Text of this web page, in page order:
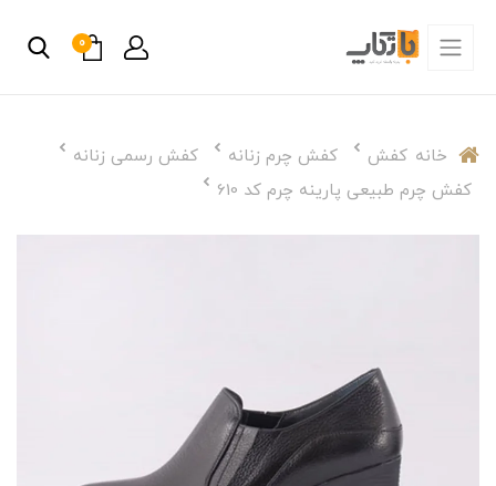
0
خانه کفش کفش چرم زنانه
کفش رسمی زنانه
کفش چرم طبیعی پارینه چرم کد 610